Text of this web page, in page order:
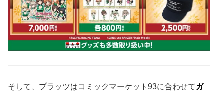
そして、プラッツはコミックマーケット93に合わせて ガ